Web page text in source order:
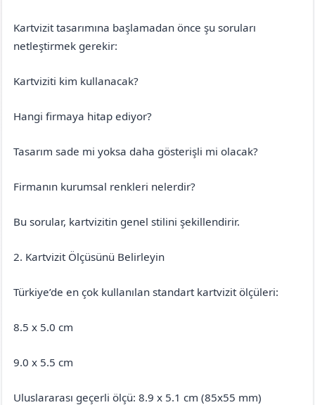
Kartvizit tasarımına başlamadan önce şu soruları
netleştirmek gerekir:
Kartviziti kim kullanacak?
Hangi firmaya hitap ediyor?
Tasarım sade mi yoksa daha gösterişli mi olacak?
Firmanın kurumsal renkleri nelerdir?
Bu sorular, kartvizitin genel stilini şekillendirir.
2. Kartvizit Ölçüsünü Belirleyin
Türkiye’de en çok kullanılan standart kartvizit ölçüleri:
8.5 x 5.0 cm
9.0 x 5.5 cm
Uluslararası geçerli ölçü: 8.9 x 5.1 cm (85x55 mm)